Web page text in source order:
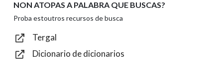
Enviar
NON ATOPAS A PALABRA QUE BUSCAS?
Proba estoutros recursos de busca
Tergal
Dicionario de dicionarios